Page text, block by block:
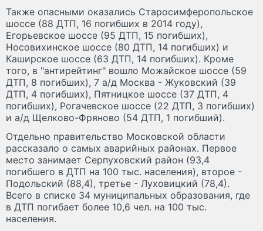
Также опасными оказались Старосимферопольское
шоссе (88 ДТП, 16 погибших в 2014 году),
Егорьевское шоссе (95 ДТП, 15 погибших),
Носовихинское шоссе (80 ДТП, 14 погибших) и
Каширское шоссе (63 ДТП, 14 погибших). Кроме
того, в "антирейтинг" вошло Можайское шоссе (59
ДТП, 8 погибших), 7 а/д Москва - Жуковский (39
ДТП, 4 погибших), Пятницкое шоссе (37 ДТП, 4
погибших), Рогачевское шоссе (22 ДТП, 3 погибших)
и а/д Щелково-Фряново (54 ДТП, 1 погибший).
Отдельно правительство Московской области
рассказало о самых аварийных районах. Первое
место занимает Серпуховский район (93,4
погибшего в ДТП на 100 тыс. населения), второе -
Подольский (88,4), третье - Луховицкий (78,4).
Всего в списке 34 муниципальных образования, где
в ДТП погибает более 10,6 чел. на 100 тыс.
населения.